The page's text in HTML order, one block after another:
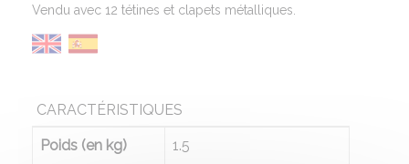
Vendu avec 12 tétines et clapets métalliques.
CARACTÉRISTIQUES
Poids (en kg) 1.5